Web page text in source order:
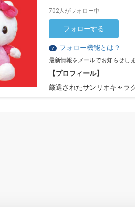
702人がフォロー中
フォローする
？ フォロー機能とは？
最新情報をメールでお知らせしま
【プロフィール】
厳選されたサンリオキャラ